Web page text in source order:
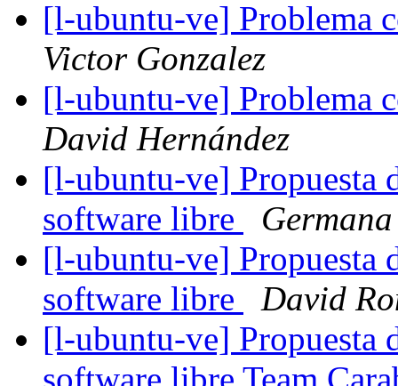
[l-ubuntu-ve] Problema
Victor Gonzalez
[l-ubuntu-ve] Problema
David Hernández
[l-ubuntu-ve] Propuesta
software libre
[l-ubuntu-ve] Propuesta
software libre
David
[l-ubuntu-ve] Propuesta